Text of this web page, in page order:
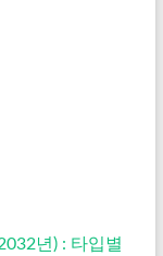
년) : 타입별